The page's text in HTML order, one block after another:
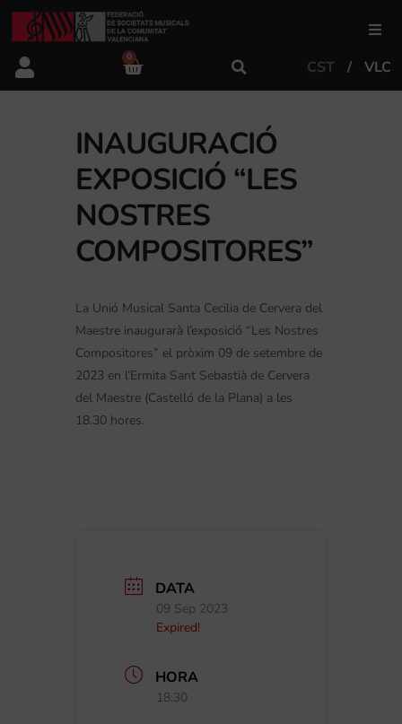
FSMCV
Àrea de gestió
Àrea educativa
Àrea Artística
Actualitat
0
CST VLC
INAUGURACIÓ
EXPOSICIÓ “LES
NOSTRES
COMPOSITORES”
La Unió Musical Santa Cecilia de Cervera del
Maestre inaugurarà l’exposició “Les Nostres
Compositores” el pròxim 09 de setembre de
2023 en l’Ermita Sant Sebastià de Cervera
del Maestre (Castelló de la Plana) a les
18.30 hores.
DATA
09 Sep 2023
Expired!
HORA
18:30